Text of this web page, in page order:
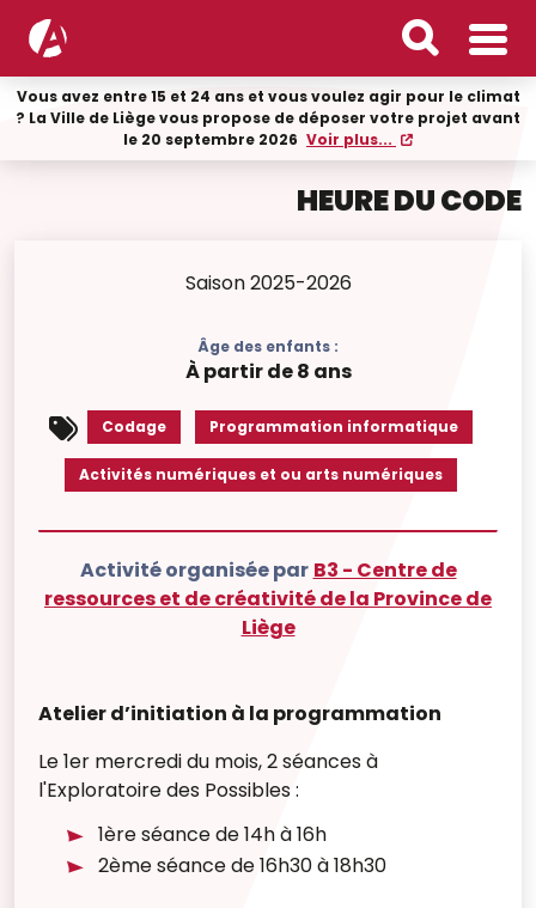
Vous avez entre 15 et 24 ans et vous voulez agir pour le climat
? La Ville de Liège vous propose de déposer votre projet avant
le 20 septembre 2026 Voir plus...
HEURE DU CODE
Saison 2025-2026
Âge des enfants :
À partir de 8 ans
Codage Programmation informatique
Activités numériques et ou arts numériques
Activité organisée par B3 - Centre de
ressources et de créativité de la Province de
Liège
Atelier d’initiation à la programmation
Le 1er mercredi du mois, 2 séances à
l'Exploratoire des Possibles :
1ère séance de 14h à 16h
2ème séance de 16h30 à 18h30